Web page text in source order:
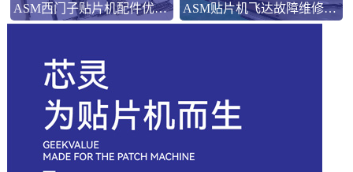
ASM西门子贴片机配件优势解析 ASM贴片机飞达故障维修：三类典型问题的系统化处理